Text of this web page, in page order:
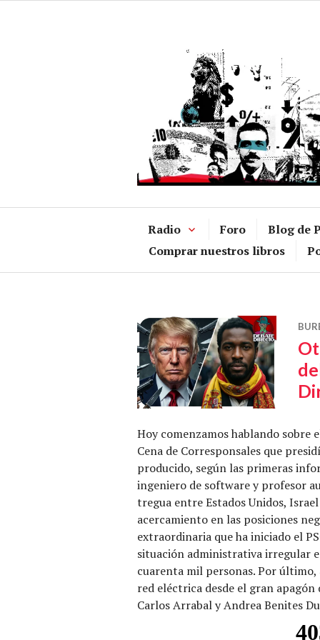
Radio Foro Blog de
Comprar nuestros libros
Hoy comenzamos hablando
Cena de Corresponsales que
producido, según las primeras
ingeniero de software y profesor
tregua entre Estados Unidos,
acercamiento en las posiciones
extraordinaria que ha iniciado el
situación administrativa irregular
cuarenta mil personas. Por último,
red eléctrica desde el gran apagón
Carlos Arrabal y Andrea Benites